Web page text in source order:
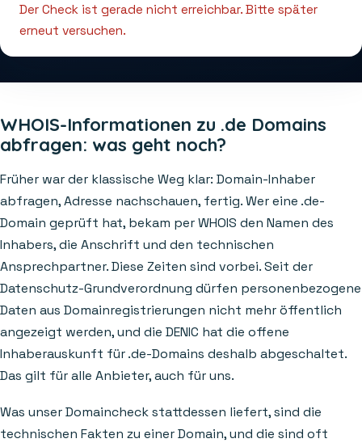
Der Check ist gerade nicht erreichbar. Bitte später
erneut versuchen.
WHOIS-Informationen zu .de Domains
abfragen: was geht noch?
Früher war der klassische Weg klar: Domain-Inhaber
abfragen, Adresse nachschauen, fertig. Wer eine .de-
Domain geprüft hat, bekam per WHOIS den Namen des
Inhabers, die Anschrift und den technischen
Ansprechpartner. Diese Zeiten sind vorbei. Seit der
Datenschutz-Grundverordnung dürfen personenbezogene
Daten aus Domainregistrierungen nicht mehr öffentlich
angezeigt werden, und die DENIC hat die offene
Inhaberauskunft für .de-Domains deshalb abgeschaltet.
Das gilt für alle Anbieter, auch für uns.
Was unser Domaincheck stattdessen liefert, sind die
technischen Fakten zu einer Domain, und die sind oft